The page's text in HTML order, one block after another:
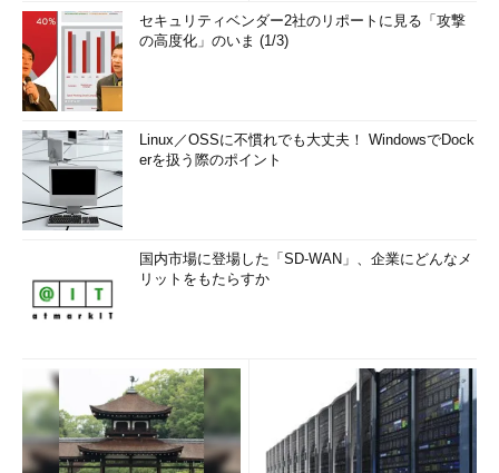
テキストで、セキ
ュリティが強化さ
れたWindowsファ
イアウォールは
netsh advfirewall
れぞれ制御可能
「セキュリティが強化された
Windowsファイアウォール」
（改）
OS
Windows 7／
Windows Server
2008のセキュリテ
ィが強化されたフ
ァイアウォールと
ほぼ同じだが、プ
ロファイルの扱い
セキュリティベンダー2社のリポートに見る「攻撃
の高度化」のいま (1/3)
Linux／OSSに不慣れでも大丈夫！ WindowsでDock
erを扱う際のポイント
国内市場に登場した「SD-WAN」、企業にどんなメ
リットをもたらすか